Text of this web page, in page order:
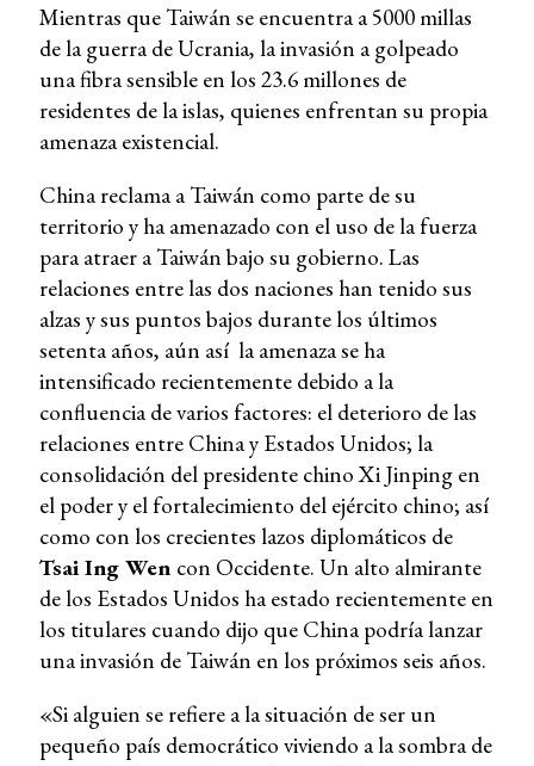
Mientras que Taiwán se encuentra a 5000 millas
de la guerra de Ucrania, la invasión a golpeado
una fibra sensible en los 23.6 millones de
residentes de la islas, quienes enfrentan su propia
amenaza existencial.
China reclama a Taiwán como parte de su
territorio y ha amenazado con el uso de la fuerza
para atraer a Taiwán bajo su gobierno. Las
relaciones entre las dos naciones han tenido sus
alzas y sus puntos bajos durante los últimos
setenta años, aún así la amenaza se ha
intensificado recientemente debido a la
confluencia de varios factores: el deterioro de las
relaciones entre China y Estados Unidos; la
consolidación del presidente chino Xi Jinping en
el poder y el fortalecimiento del ejército chino; así
como con los crecientes lazos diplomáticos de
Tsai Ing Wen con Occidente. Un alto almirante
de los Estados Unidos ha estado recientemente en
los titulares cuando dijo que China podría lanzar
una invasión de Taiwán en los próximos seis años.
«Si alguien se refiere a la situación de ser un
pequeño país democrático viviendo a la sombra de